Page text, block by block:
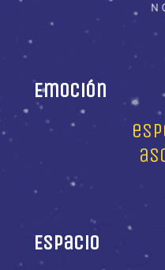
Emoción
Espacio